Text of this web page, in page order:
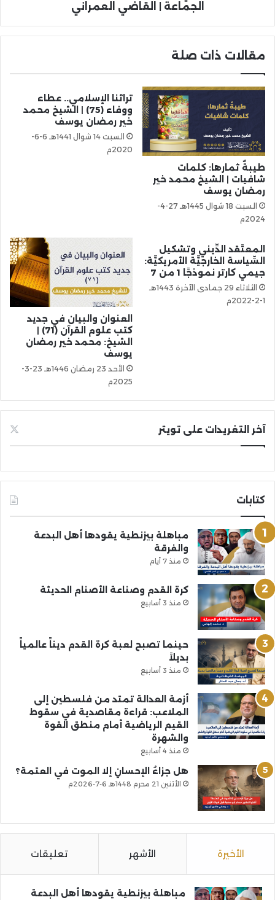
الجماعة | القاضي العمراني
مقالات ذات صلة
طيبةٌ ثمارها: كلمات
شافيات | الشيخ محمد خير
رمضان يوسف
السبت 18 شوال 1445هـ 27-4-
2024م
تراثنا الإسلامي.. عطاء
ووفاء (75) | الشيخ محمد
خير رمضان يوسف
السبت 14 شوال 1441هـ 6-6-
2020م
المعتَقد الدِّيني وتشكيل
السِّياسة الخارجيَّة الأمريكيَّة:
جيمي كارتر نموذجًا 1 من 7
الثلاثاء 29 جمادى الآخرة 1443هـ
1-2-2022م
العنوان والبيان في جديد
كتب علوم القرآن (71) |
الشيخ: محمد خير رمضان
يوسف
الأحد 23 رمضان 1446هـ 23-3-
2025م
آخر التغريدات على تويتر
كتابات
مباهلة بيزنطية يقودها أهل البدعة
والفرقة
منذ 7 أيام
كرة القدم وصناعة الأصنام الحديثة
منذ 3 أسابيع
حينما تصبح لعبة كرة القدم ديناً عالمياً
بديلاً
منذ 3 أسابيع
أزمة العدالة تمتد من فلسطين إلى
الملاعب: قراءة مقاصدية في سقوط
القيم الرياضية أمام منطق القوة
والشهرة
منذ 4 أسابيع
هل جزاءُ الإحسانِ إلا الموت في العتمة؟
الأثنين 21 محرم 1448هـ 6-7-2026م
الأخيرة الأشهر تعليقات
مباهلة بيزنطية يقودها أهل البدعة